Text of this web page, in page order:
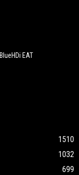
EAT
1510
1032
699